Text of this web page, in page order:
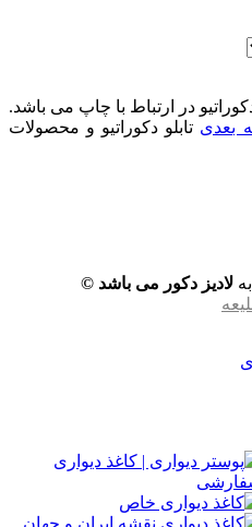
در ارتباط با چاپ می باشد.
بعدی تابلو دکوراتیو و محصولات
لادیز دکور می باشد ©